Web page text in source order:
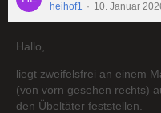
heihof1 10. Januar
Hallo,
liegt zweifelsfrei an einem
(von vorn gesehen rechts)
den Übeltäter feststellen.